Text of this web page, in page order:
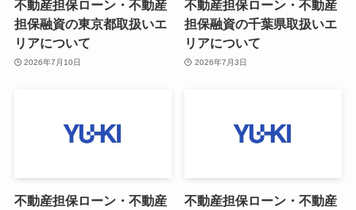
不動産担保ローン・不動産
担保融資の東京都取扱いエ
リアについて
2026年7月10日
不動産担保ローン・不動産
担保融資の千葉県取扱いエ
リアについて
2026年7月3日
不動産担保ローン・不動産
不動産担保ローン・不動産